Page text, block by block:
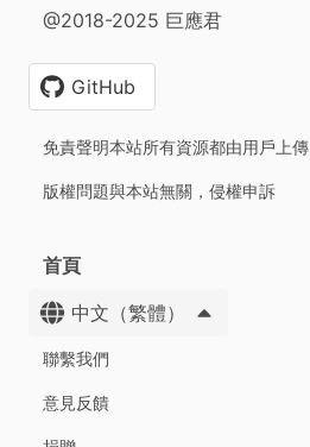
@2018-2025 巨應君
GitHub
免責聲明本站所有資源都由用戶上傳
版權問題與本站無關，侵權申訴
首頁
中文（繁體）
聯繫我們
意見反饋